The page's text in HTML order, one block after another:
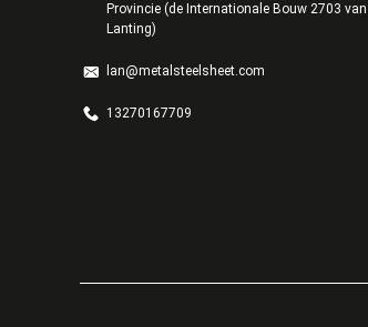
Provincie (de Internationale Bouw 2703 van
Lanting)
lan@metalsteelsheet.com
13270167709